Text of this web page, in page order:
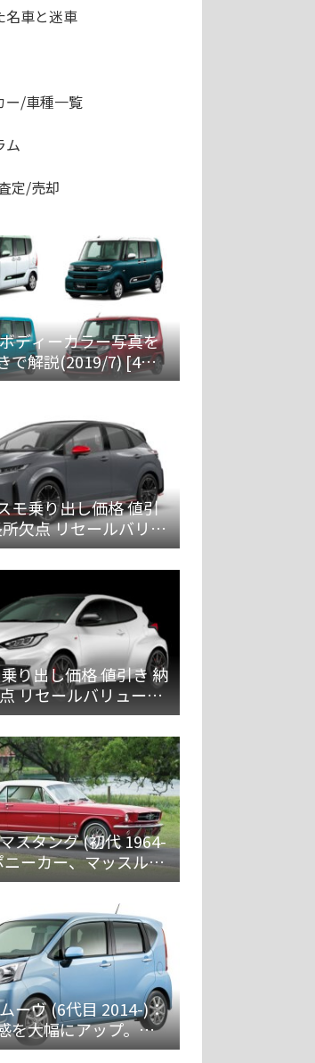
名車と迷車
ー/車種一覧
ム
定/売却
ディーカラー写真を
で解説(2019/7) [4代
660S]
モ乗り出し価格 値引
欠点 リセールバリュ
り出し価格 値引き 納
リセールバリューを
スタング (初代 1964-
ーカー、マッスルカ
親しまれ大ヒット
ーヴ (6代目 2014-)：
を大幅にアップ。安
化 [LA150/160S]